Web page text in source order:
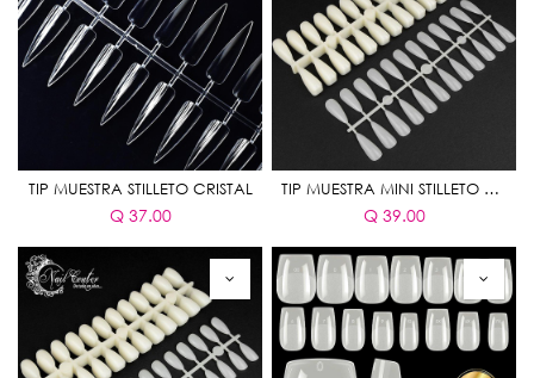
TIP MUESTRA STILLETO CRISTAL
Q 37.00
TIP MUESTRA MINI STILLETO NATURAL 240 PIEZAS
Q 39.00